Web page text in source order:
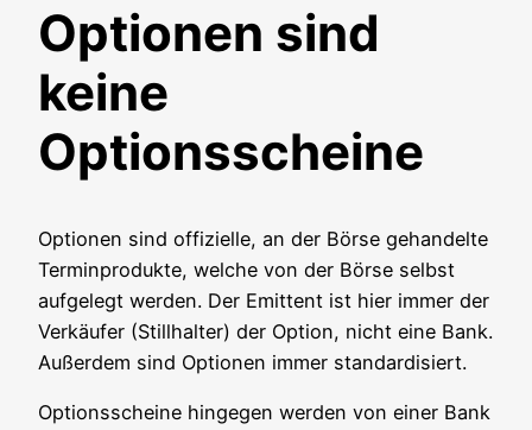
Optionen sind
keine
Optionsscheine
Optio­nen sind offi­zi­el­le, an der Bör­se gehan­del­te
Ter­min­pro­duk­te, wel­che von der Bör­se selbst
auf­ge­legt wer­den. Der Emit­tent ist hier immer der
Ver­käu­fer (Still­hal­ter) der Opti­on, nicht eine Bank.
Außer­dem sind Optio­nen immer standardisiert.
Opti­ons­schei­ne hin­ge­gen wer­den von einer Bank